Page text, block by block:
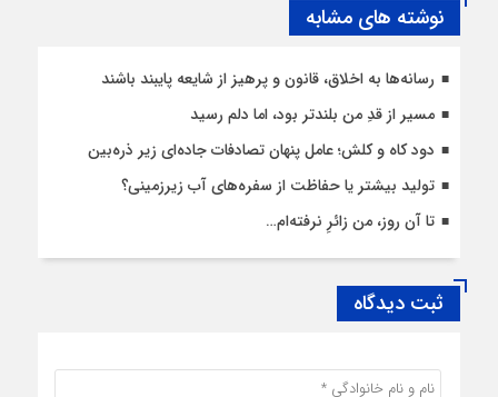
نوشته های مشابه
رسانه‌ها به اخلاق، قانون و پرهیز از شایعه پایبند باشند
مسیر از قدِ من بلندتر بود، اما دلم رسید
دود کاه و کلش؛ عامل پنهان تصادفات جاده‌ای زیر ذره‌بین
تولید بیشتر یا حفاظت از سفره‌های آب زیرزمینی؟
تا آن روز، من زائرِ نرفته‌ام…
ثبت دیدگاه